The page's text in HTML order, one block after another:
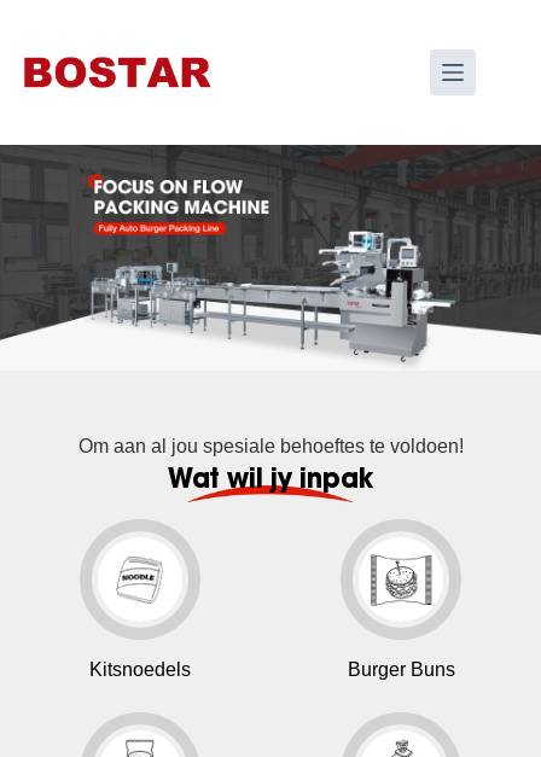
Om aan al jou spesiale behoeftes te voldoen!
Wat wil jy inpak
Kitsnoedels Burger Buns